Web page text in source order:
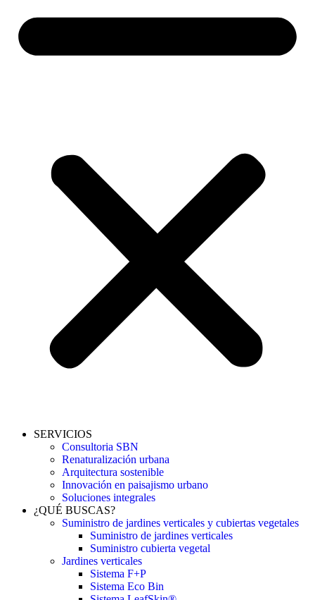
SERVICIOS
Consultoria SBN
Renaturalización urbana
Arquitectura sostenible
Innovación en paisajismo urbano
Soluciones integrales
¿QUÉ BUSCAS?
Suministro de jardines verticales y cubiertas vegetales
Suministro de jardines verticales
Suministro cubierta vegetal
Jardines verticales
Sistema F+P
Sistema Eco Bin